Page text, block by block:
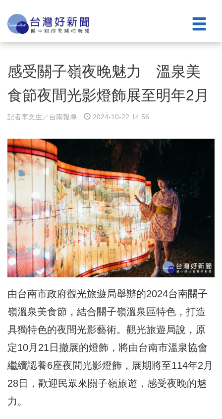
感受關子嶺夜晚魅力 溫泉美
食節夜間光影燈飾展至明年2月
記者李文生／台南報導 2024-10-22 14:56
由台南市政府觀光旅遊局舉辦的2024台南關子
嶺溫泉美食節，結合關子嶺溫泉區特色，打造
具獨特色的夜間光影藝術。觀光旅遊局說，原
定10月21日撤展的燈飾，將由台南市溫泉協會
繼續認養6座夜間光影燈飾，展期將至114年2月
28日，歡迎民眾來關子嶺旅遊，感受夜晚的魅
力。